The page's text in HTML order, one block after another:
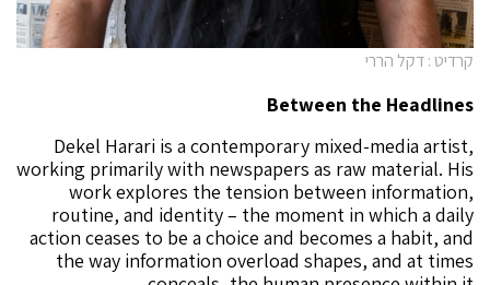
קרדיט : דקל הררי
Between the Headlines
Dekel Harari is a contemporary mixed-media artist,
working primarily with newspapers as raw material. His
work explores the tension between information,
routine, and identity – the moment in which a daily
action ceases to be a choice and becomes a habit, and
the way information overload shapes, and at times